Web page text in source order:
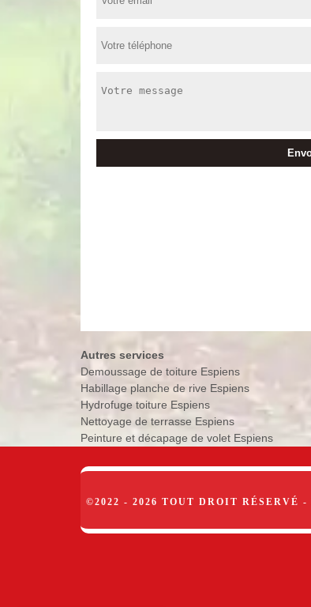
Autres services
Demoussage de toiture Espiens
Habillage planche de rive Espiens
Hydrofuge toiture Espiens
Nettoyage de terrasse Espiens
Peinture et décapage de volet Espiens
©2022 - 2026 TOUT DROIT RÉSERVÉ -